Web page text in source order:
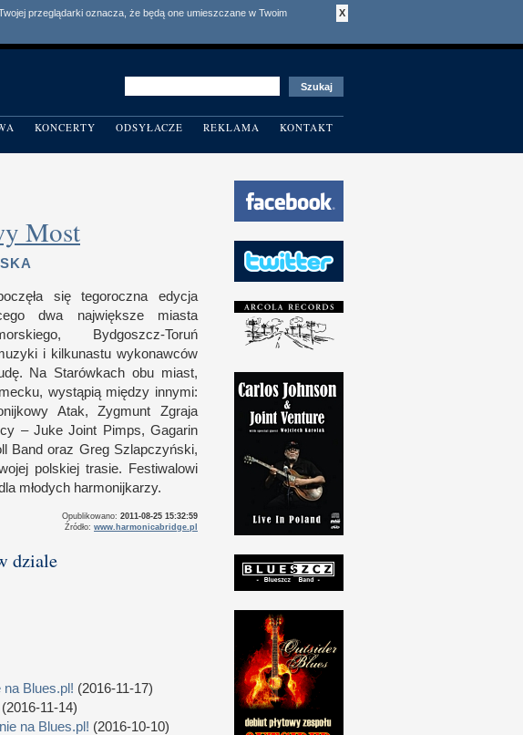
X
przeglądarki oznacza, że będą one umieszczane w Twoim
KONCERTY ODSYŁACZE REKLAMA KONTAKT
Most
się tegoroczna edycja
dwa największe miasta
Bydgoszcz-Toruń
i kilkunastu wykonawców
Na Starówkach obu miast,
wystąpią między innymi:
Atak, Zygmunt Zgraja
– Juke Joint Pimps, Gagarin
Band oraz Greg Szlapczyński,
polskiej trasie. Festiwalowi
młodych harmonijkarzy.
Opublikowano: 2011-08-25 15:32:59
Źródło: www.harmonicabridge.pl
dziale
na Blues.pl! (2016-11-17)
(2016-11-14)
na Blues.pl! (2016-10-10)